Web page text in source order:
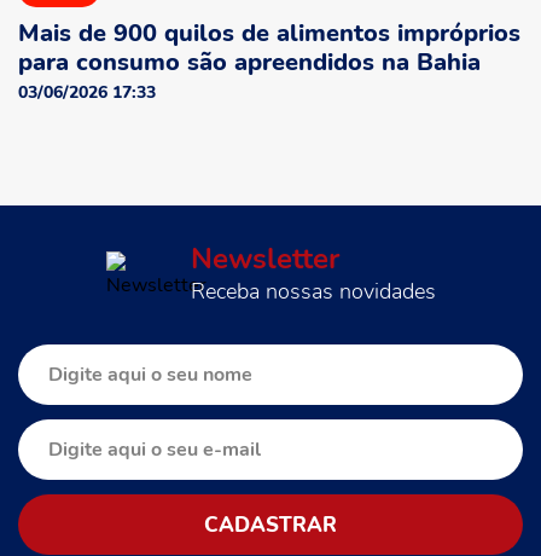
Mais de 900 quilos de alimentos impróprios
para consumo são apreendidos na Bahia
03/06/2026 17:33
Newsletter
Receba nossas novidades